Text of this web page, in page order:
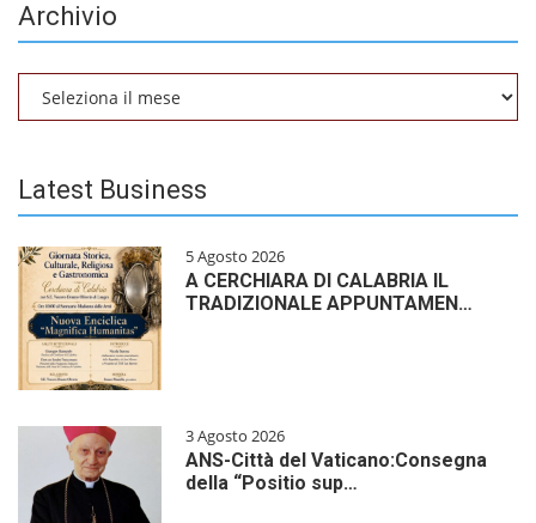
Archivio
Latest Business
5 Agosto 2026
A CERCHIARA DI CALABRIA IL
TRADIZIONALE APPUNTAMEN…
3 Agosto 2026
ANS-Città del Vaticano:Consegna
della “Positio sup…